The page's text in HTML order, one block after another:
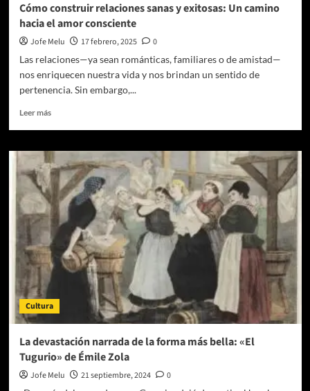
libre
de
tóxicos
Cómo construir relaciones sanas y exitosas: Un camino
hacia el amor consciente
Jofe Melu 17 febrero, 2025
0
Las relaciones—ya sean románticas, familiares o de amistad—
nos enriquecen nuestra vida y nos brindan un sentido de
pertenencia. Sin embargo,...
Leer másLeer
Cómo
construir
relaciones
sanas
y
exitosas:
Un
camino
hacia
el
amor
consciente
Cultura
La devastación narrada de la forma más bella: «El
Tugurio» de Émile Zola
Jofe Melu 21 septiembre, 2024
0